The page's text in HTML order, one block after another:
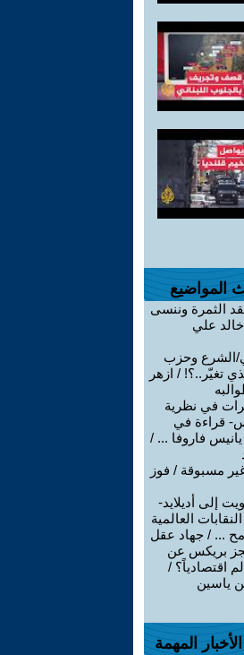
المواضيع
الثمرة وننسى
خالد علي
الشرع وحزب
تغيّر..؟! / ازهر
في نظرية
قراءة في
فاروفا ... /
مسبوقة / فوز
إلى أديلايد-
العالمية
... / جهاد عقل
بريكس عن
اقتصادياً؟ /
ياسين
المهمة